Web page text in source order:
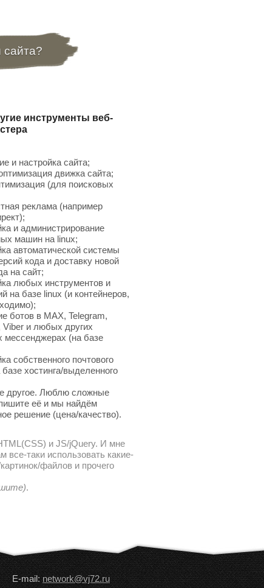
сайта?
инструменты веб-
и настройка сайта;
движка сайта;
(для поисковых
реклама (например
и администрирование
машин на linux;
автоматической системы
кода и доставку новой
на сайт;
любых инструментов и
на базе linux (и контейнеров,
ботов в MAX, Telegram,
Viber и любых других
мессенджерах (на базе
собственного почтового
хостинга/выделенного
другое. Люблю сложные
её и мы найдём
решение (цена/качество).
и JS/jQuery. И мне
таки использовать какие-
файлов и прочего
.
E-mail:network@vj72.ru